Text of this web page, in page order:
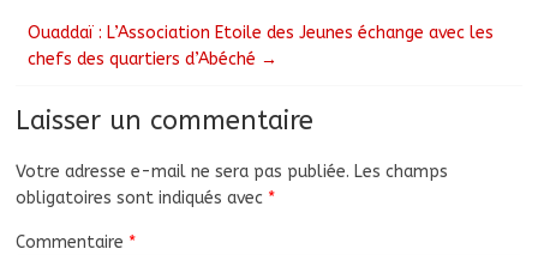
Ouaddaï : L’Association Etoile des Jeunes échange avec les
chefs des quartiers d’Abéché →
Laisser un commentaire
Votre adresse e-mail ne sera pas publiée. Les champs
obligatoires sont indiqués avec *
Commentaire *